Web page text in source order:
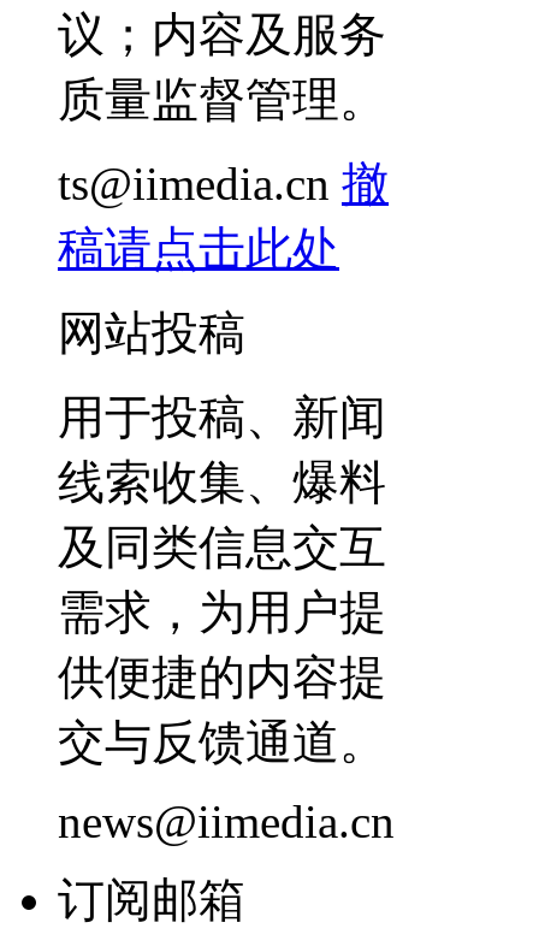
议；内容及服务
质量监督管理。
ts@iimedia.cn 撤
稿请点击此处
网站投稿
用于投稿、新闻
线索收集、爆料
及同类信息交互
需求，为用户提
供便捷的内容提
交与反馈通道。
news@iimedia.cn
订阅邮箱